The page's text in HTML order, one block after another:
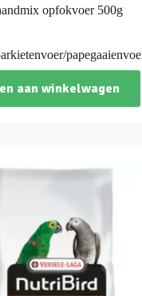
opfokvoer 500g
aan winkelwagen